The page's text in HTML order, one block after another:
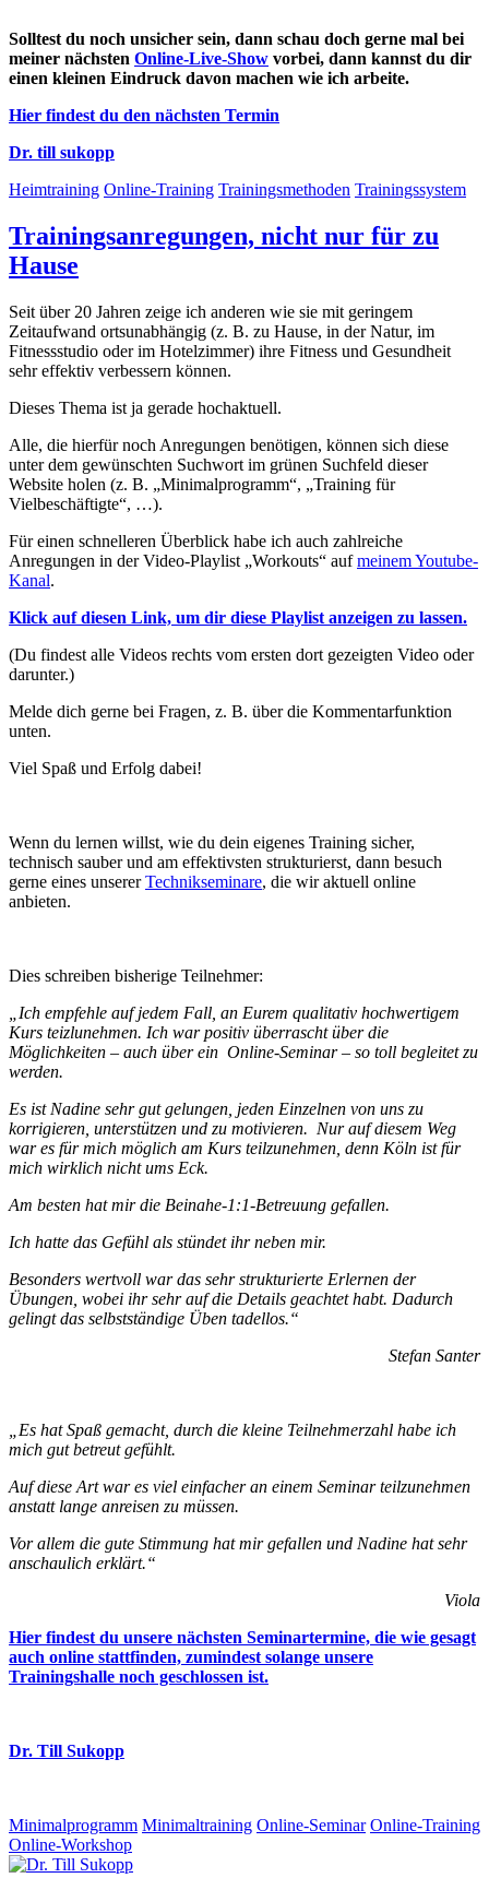
Solltest du noch unsicher sein, dann schau doch gerne mal bei
meiner nächsten Online-Live-Show vorbei, dann kannst du dir
einen kleinen Eindruck davon machen wie ich arbeite.
Hier findest du den nächsten Termin
Dr. till sukopp
Heimtraining Online-Training Trainingsmethoden Trainingssystem
Trainingsanregungen, nicht nur für zu
Hause
Seit über 20 Jahren zeige ich anderen wie sie mit geringem
Zeitaufwand ortsunabhängig (z. B. zu Hause, in der Natur, im
Fitnessstudio oder im Hotelzimmer) ihre Fitness und Gesundheit
sehr effektiv verbessern können.
Dieses Thema ist ja gerade hochaktuell.
Alle, die hierfür noch Anregungen benötigen, können sich diese
unter dem gewünschten Suchwort im grünen Suchfeld dieser
Website holen (z. B. „Minimalprogramm“, „Training für
Vielbeschäftigte“, …).
Für einen schnelleren Überblick habe ich auch zahlreiche
Anregungen in der Video-Playlist „Workouts“ aufmeinem Youtube-
Kanal.
Klick auf diesen Link, um dir diese Playlist anzeigen zu lassen.
(Du findest alle Videos rechts vom ersten dort gezeigten Video oder
darunter.)
Melde dich gerne bei Fragen, z. B. über die Kommentarfunktion
unten.
Viel Spaß und Erfolg dabei!
Wenn du lernen willst, wie du dein eigenes Training sicher,
technisch sauber und am effektivsten strukturierst, dann besuch
gerne eines unsererTechnikseminare, die wir aktuell online
anbieten.
Dies schreiben bisherige Teilnehmer:
„Ich empfehle auf jedem Fall, an Eurem qualitativ hochwertigem
Kurs teizlunehmen. Ich war positiv überrascht über die
Möglichkeiten – auch über ein Online-Seminar – so toll begleitet zu
werden.
Es ist Nadine sehr gut gelungen, jeden Einzelnen von uns zu
korrigieren, unterstützen und zu motivieren. Nur auf diesem Weg
war es für mich möglich am Kurs teilzunehmen, denn Köln ist für
mich wirklich nicht ums Eck.
Am besten hat mir die Beinahe-1:1-Betreuung gefallen.
Ich hatte das Gefühl als stündet ihr neben mir.
Besonders wertvoll war das sehr strukturierte Erlernen der
Übungen, wobei ihr sehr auf die Details geachtet habt. Dadurch
gelingt das selbstständige Üben tadellos.“
Stefan Santer
„Es hat Spaß gemacht, durch die kleine Teilnehmerzahl habe ich
mich gut betreut gefühlt.
Auf diese Art war es viel einfacher an einem Seminar teilzunehmen
anstatt lange anreisen zu müssen.
Vor allem die gute Stimmung hat mir gefallen und Nadine hat sehr
anschaulich erklärt.“
Viola
Hier findest du unsere nächsten Seminartermine, die wie gesagt
auch online stattfinden, zumindest solange unsere
Trainingshalle noch geschlossen ist.
Dr. Till Sukopp
Minimalprogramm Minimaltraining Online-Seminar Online-Training
Online-Workshop